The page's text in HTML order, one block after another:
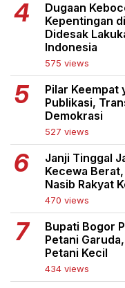
Dugaan
Kepentingan
Didesak
Indonesia
575 views
Pilar Keempat
Publikasi,
Demokrasi
527 views
Janji Tinggal
Kecewa
Nasib Rakyat
470 views
Bupati Bogor
Petani
Petani Kecil
434 views